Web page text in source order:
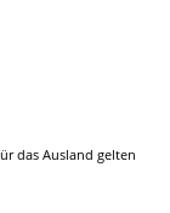
das Ausland gelten